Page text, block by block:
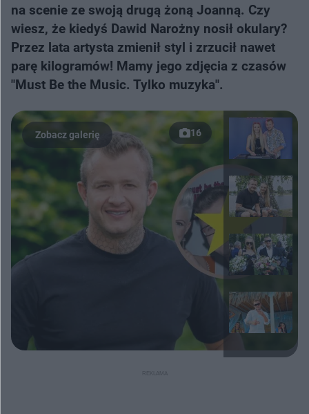
na scenie ze swoją drugą żoną Joanną. Czy
wiesz, że kiedyś Dawid Narożny nosił okulary?
Przez lata artysta zmienił styl i zrzucił nawet
parę kilogramów! Mamy jego zdjęcia z czasów
"Must Be the Music. Tylko muzyka".
16